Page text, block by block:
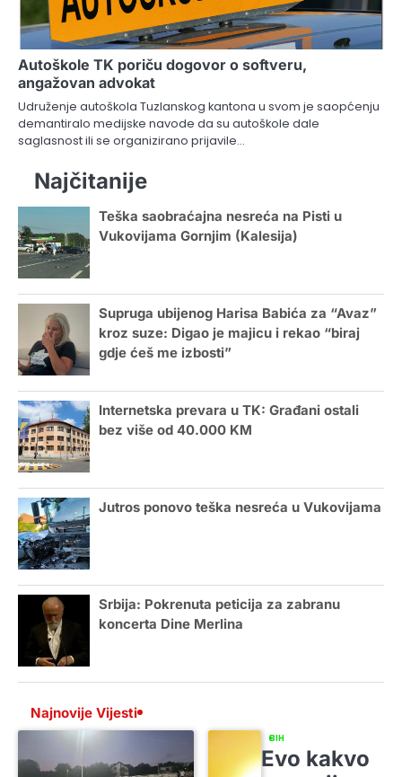
Autoškole TK poriču dogovor o softveru,
angažovan advokat
Udruženje autoškola Tuzlanskog kantona u svom je saopćenju
demantiralo medijske navode da su autoškole dale
saglasnost ili se organizirano prijavile…
Najčitanije
Teška saobraćajna nesreća na Pisti u
Vukovijama Gornjim (Kalesija)
Supruga ubijenog Harisa Babića za “Avaz”
kroz suze: Digao je majicu i rekao “biraj
gdje ćeš me izbosti”
Internetska prevara u TK: Građani ostali
bez više od 40.000 KM
Jutros ponovo teška nesreća u Vukovijama
Srbija: Pokrenuta peticija za zabranu
koncerta Dine Merlina
Najnovije Vijesti
BIH
Evo kakvo